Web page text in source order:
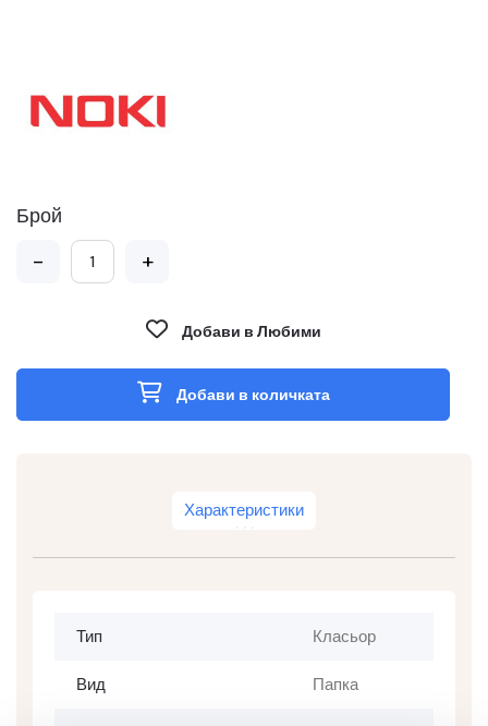
Брой
- +
Добави в Любими
Добави в количката
Характеристики
Тип Класьор
Вид Папка